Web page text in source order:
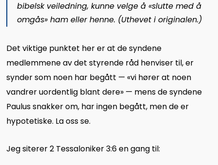
bibelsk veiledning, kunne velge å «slutte med å
omgås» ham eller henne. (Uthevet i originalen.)
Det viktige punktet her er at de syndene
medlemmene av det styrende råd henviser til, er
synder som noen har begått — «vi hører at noen
vandrer uordentlig blant dere» — mens de syndene
Paulus snakker om, har ingen begått, men de er
hypotetiske. La oss se.
Jeg siterer 2 Tessaloniker 3:6 en gang til: